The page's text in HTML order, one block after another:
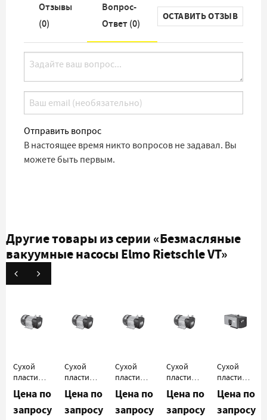
Отзывы
(0)
Вопрос-
Ответ (0)
ОСТАВИТЬ ОТЗЫВ
Отправить вопрос
В настоящее время никто вопросов не задавал. Вы
можете быть первым.
Другие товары из серии«Безмасляные
вакуумные насосы Elmo Rietschle VT»
Сухой
пластинчато-
роторный
вакуумный
насос
Цена по
запросу
Сухой
пластинчато-
роторный
вакуумный
насос
Цена по
запросу
Сухой
пластинчато-
роторный
вакуумный
насос
Цена по
запросу
Сухой
пластинчато-
роторный
вакуумный
насос
Цена по
запросу
Сухой
пластинчато-
роторный
вакуумный
насос
Цена по
запросу